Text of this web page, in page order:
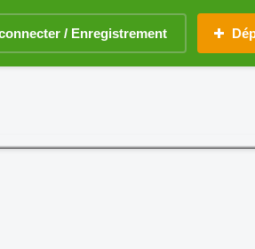
/ Enregistrement